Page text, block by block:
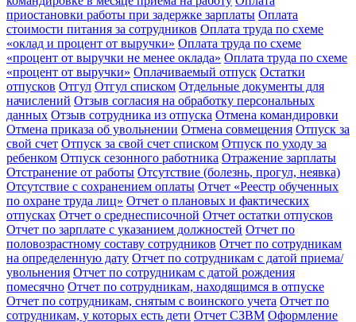
приостановки работы при задержке зарплаты Оплата
стоимости питания за сотрудников Оплата труда по схеме
«оклад и процент от выручки» Оплата труда по схеме
«процент от выручки не менее оклада» Оплата труда по схеме
«процент от выручки» Оплачиваемый отпуск Остатки
отпусков Отгул Отгул списком Отдельные документы для
начислений Отзыв согласия на обработку персональных
данных Отзыв сотрудника из отпуска Отмена командировки
Отмена приказа об увольнении Отмена совмещения Отпуск за
свой счет Отпуск за свой счет списком Отпуск по уходу за
ребенком Отпуск сезонного работника Отражение зарплаты
Отстранение от работы Отсутствие (болезнь, прогул, неявка)
Отсутствие с сохранением оплаты Отчет «Реестр обученных
по охране труда лиц» Отчет о плановых и фактических
отпусках Отчет о среднесписочной Отчет остатки отпусков
Отчет по зарплате с указанием должностей Отчет по
половозрастному составу сотрудников Отчет по сотрудникам
на определенную дату Отчет по сотрудникам с датой приема/
увольнения Отчет по сотрудникам с датой рождения
помесячно Отчет по сотрудникам, находящимся в отпуске
Отчет по сотрудникам, снятым с воинского учета Отчет по
сотрудникам, у которых есть дети Отчет СЗВМ Оформление